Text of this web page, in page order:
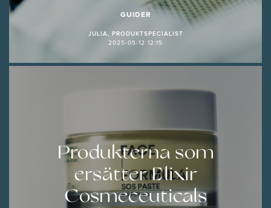
GUIDER
JULIA, PRODUKTSPECIALIST
2025-05-12 12:15
Produkterna som
ersätter Elixir
Cosmeceuticals